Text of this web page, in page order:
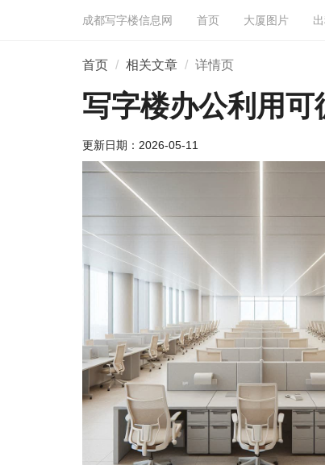
成都写字楼信息网 首页 大厦图片
首页 相关文章 详情页
写字楼办公利用
更新日期： 2026-05-11